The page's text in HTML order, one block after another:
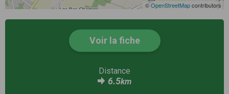
©OpenStreetMapcontributors
Voir la fiche
Distance
6.5km